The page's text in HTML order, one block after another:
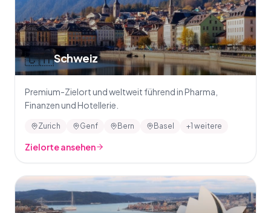
🇨🇭Schweiz
Premium-Zielort und weltweit führend in Pharma,
Finanzen und Hotellerie.
Zurich Genf Bern Basel +1 weitere
Zielorte ansehen